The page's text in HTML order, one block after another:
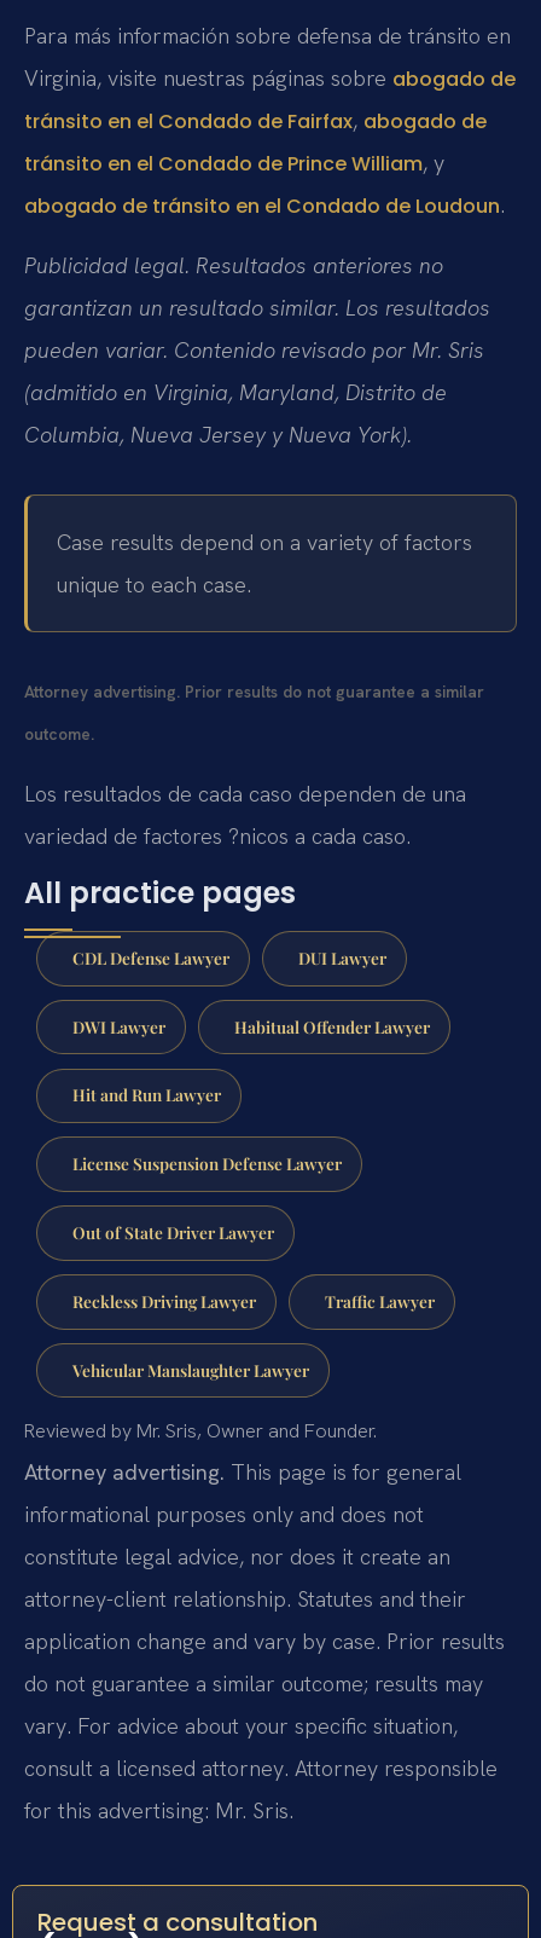
Para más información sobre defensa de tránsito en
Virginia, visite nuestras páginas sobre abogado de
tránsito en el Condado de Fairfax, abogado de
tránsito en el Condado de Prince William, y
abogado de tránsito en el Condado de Loudoun.
Publicidad legal. Resultados anteriores no
garantizan un resultado similar. Los resultados
pueden variar. Contenido revisado por Mr. Sris
(admitido en Virginia, Maryland, Distrito de
Columbia, Nueva Jersey y Nueva York).
Case results depend on a variety of factors
unique to each case.
Attorney advertising. Prior results do not guarantee a similar
outcome.
Los resultados de cada caso dependen de una
variedad de factores ?nicos a cada caso.
All practice pages
CDL Defense Lawyer DUI Lawyer
DWI Lawyer Habitual Offender Lawyer
Hit and Run Lawyer
License Suspension Defense Lawyer
Out of State Driver Lawyer
Reckless Driving Lawyer Traffic Lawyer
Vehicular Manslaughter Lawyer
Reviewed by Mr. Sris, Owner and Founder.
Attorney advertising. This page is for general
informational purposes only and does not
constitute legal advice, nor does it create an
attorney-client relationship. Statutes and their
application change and vary by case. Prior results
do not guarantee a similar outcome; results may
vary. For advice about your specific situation,
consult a licensed attorney. Attorney responsible
for this advertising: Mr. Sris.
Request a consultation